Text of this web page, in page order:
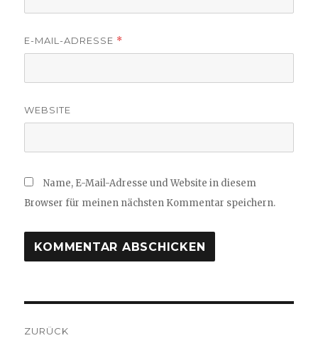
E-MAIL-ADRESSE *
WEBSITE
Name, E-Mail-Adresse und Website in diesem
Browser für meinen nächsten Kommentar speichern.
ZURÜCK